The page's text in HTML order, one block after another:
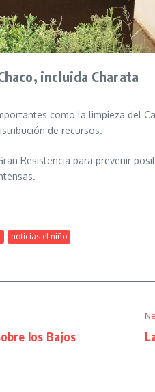
incluida Charata
como la limpieza del
de recursos.
Resistencia para prevenir
noticias el niño
los Bajos